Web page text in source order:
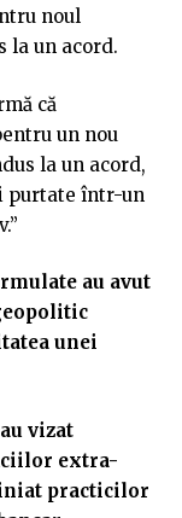
noul
la un acord.
că
un nou
la un acord,
purtate într-un
au avut
unei
vizat
extra-
practicilor